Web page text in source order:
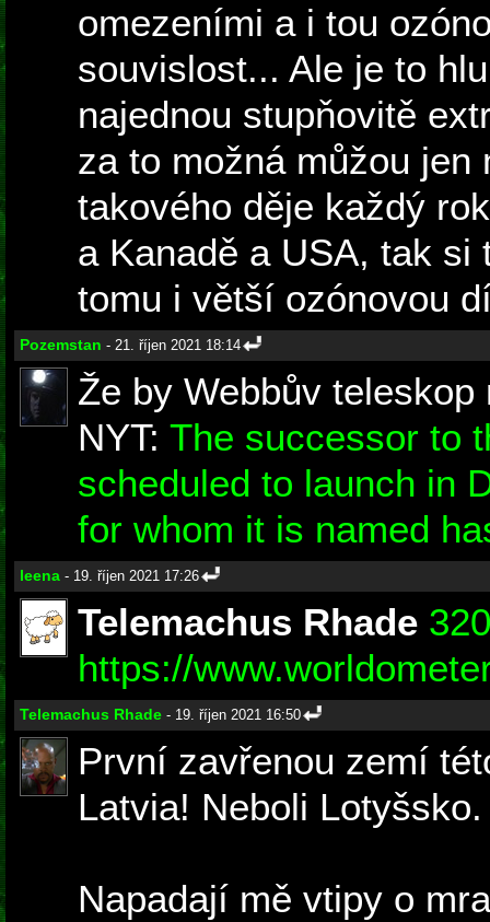
omezeními a i tou
souvislost... Ale je to
najednou stupňovitě
za to možná můžou
takového děje každý
a Kanadě a USA, tak
tomu i větší ozónovou
Pozemstan - 21. říjen 2021 18:14
Že by Webbův
NYT: The successor to
scheduled to launch in
for whom it is named
leena - 19. říjen 2021 17:26
Telemachus Rhade
https://
Telemachus Rhade - 19. říjen 2021 16:50
První zavřenou zemí
Latvia! Neboli Lotyšsko.
Napadají mě vtipy o